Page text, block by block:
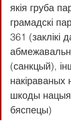
якія груба
грамадскі
361 (заклікі
(санкцый),
шкоды
бяспецы)